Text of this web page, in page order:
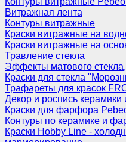
Витражная лента
Контуры витражные
Краски витражные на
Краски витражные на
Травление стекла
Эффекты матового
Краски для стекла
Трафареты для красок
Декор и роспись
Краски для фарфора
Контуры по керамике и
Краски Hobby Line -